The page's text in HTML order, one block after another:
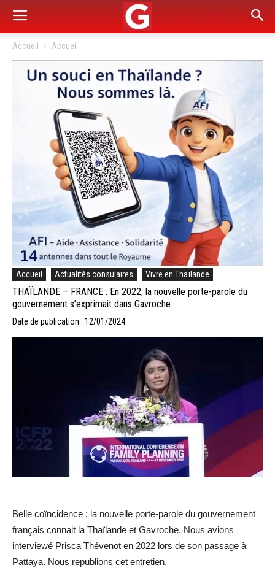
Accueil Accueil
Accueil Actualités consulaires Vivre en Thaïlande
THAÏLANDE – FRANCE : En 2022, la nouvelle porte-parole du
gouvernement s’exprimait dans Gavroche
Date de publication : 12/01/2024
Belle coïncidence : la nouvelle porte-parole du gouvernement
français connait la Thaïlande et Gavroche. Nous avions
interviewé Prisca Thévenot en 2022 lors de son passage à
Pattaya. Nous republions cet entretien.